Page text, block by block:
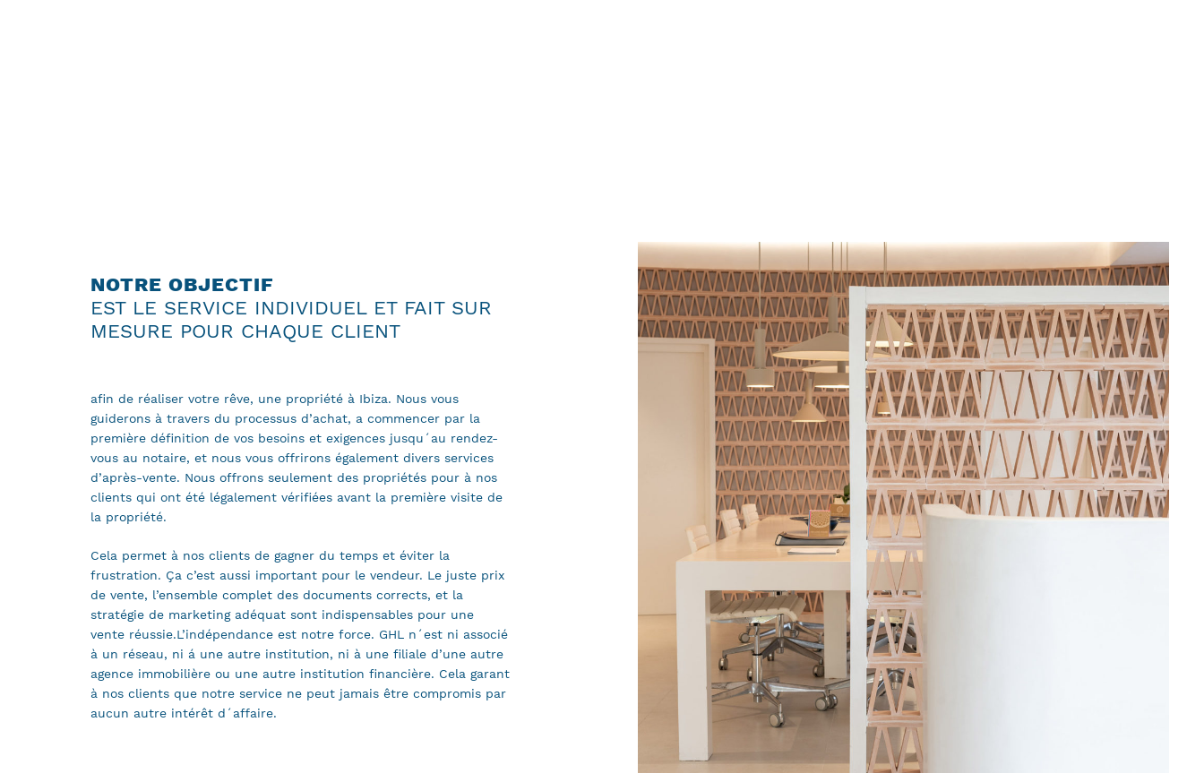
NOTRE OBJECTIF
EST LE SERVICE INDIVIDUEL ET FAIT SUR
MESURE POUR CHAQUE CLIENT
afin de réaliser votre rêve, une propriété à Ibiza. Nous vous
guiderons à travers du processus d’achat, a commencer par la
première définition de vos besoins et exigences jusqu´au rendez-
vous au notaire, et nous vous offrirons également divers services
d’après-vente. Nous offrons seulement des propriétés pour à nos
clients qui ont été légalement vérifiées avant la première visite de
la propriété.
Cela permet à nos clients de gagner du temps et éviter la
frustration. Ça c’est aussi important pour le vendeur. Le juste prix
de vente, l’ensemble complet des documents corrects, et la
stratégie de marketing adéquat sont indispensables pour une
vente réussie.L’indépendance est notre force. GHL n´est ni associé
à un réseau, ni á une autre institution, ni à une filiale d’une autre
agence immobilière ou une autre institution financière. Cela garant
à nos clients que notre service ne peut jamais être compromis par
aucun autre intérêt d´affaire.